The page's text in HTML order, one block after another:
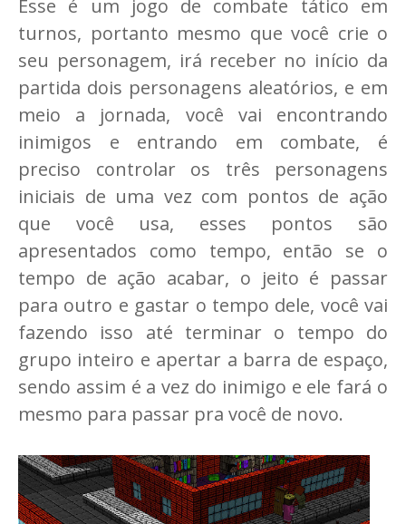
Esse é um jogo de combate tático em
turnos, portanto mesmo que você crie o
seu personagem, irá receber no início da
partida dois personagens aleatórios, e em
meio a jornada, você vai encontrando
inimigos e entrando em combate, é
preciso controlar os três personagens
iniciais de uma vez com pontos de ação
que você usa, esses pontos são
apresentados como tempo, então se o
tempo de ação acabar, o jeito é passar
para outro e gastar o tempo dele, você vai
fazendo isso até terminar o tempo do
grupo inteiro e apertar a barra de espaço,
sendo assim é a vez do inimigo e ele fará o
mesmo para passar pra você de novo.